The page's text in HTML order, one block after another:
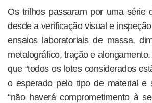
Os trilhos passaram por uma série
desde a verificação visual e
ensaios laboratoriais de massa,
metalográfico, tração e
que “todos os lotes considerados
o esperado pelo tipo de material e
“não haverá comprometimento à